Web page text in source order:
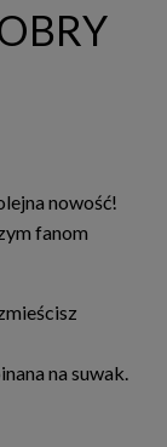
nowość!
fanom
na suwak.